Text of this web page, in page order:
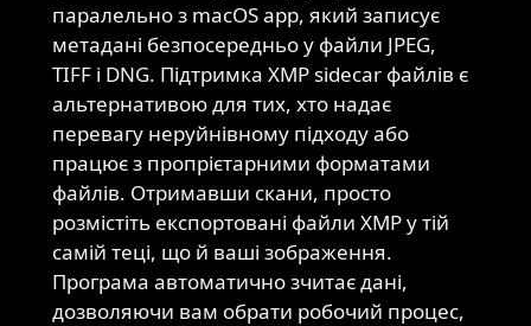
паралельно з macOS app, який записує
метадані безпосередньо у файли JPEG,
TIFF і DNG. Підтримка XMP sidecar файлів є
альтернативою для тих, хто надає
перевагу неруйнівному підходу або
працює з пропрієтарними форматами
файлів. Отримавши скани, просто
розмістіть експортовані файли XMP у тій
самій теці, що й ваші зображення.
Програма автоматично зчитає дані,
дозволяючи вам обрати робочий процес,